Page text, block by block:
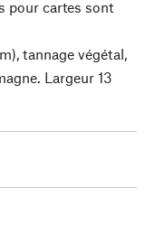
pour cartes sont
tannage végétal,
Largeur 13